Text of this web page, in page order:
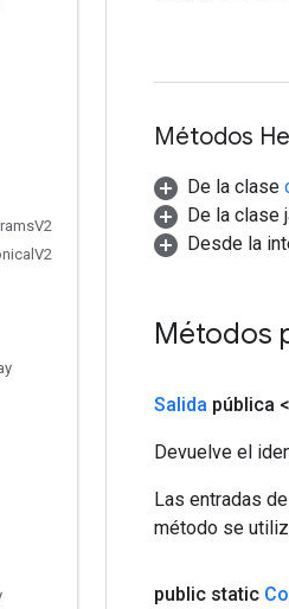
V2
V2
Métodos
De la clase
De la clase
Desde la
Métodos
Salida pública
Devuelve el
Las entradas
método se
public static